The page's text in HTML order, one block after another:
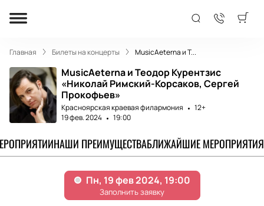
Главная Билеты на концерты MusicAeterna и Т...
MusicAeterna и Теодор Курентзис
«Николай Римский-Корсаков, Сергей
Прокофьев»
Красноярская краевая филармония
12+
19 фев. 2024
19:00
НАШИ ПРЕИМУЩЕСТВАБЛИЖАЙШИЕ МЕРОПРИЯТИЯ